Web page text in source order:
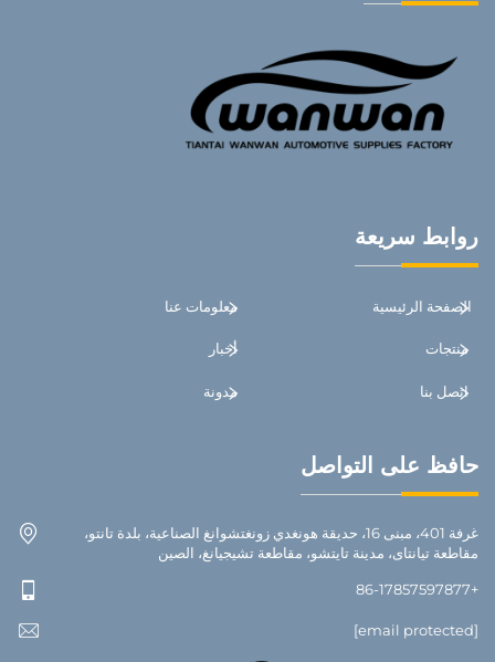
روابط سريعة
الصفحة الرئيسية معلومات عنا
منتجات أخبار
اتصل بنا مدونة
حافظ على التواصل
غرفة 401، مبنى 16، حديقة هونغدي زونغتشوانغ الصناعية، بلدة تانتو،
مقاطعة تيانتاى، مدينة تايتشو، مقاطعة تشيجيانغ، الصين
+86-17857597877
[email protected]